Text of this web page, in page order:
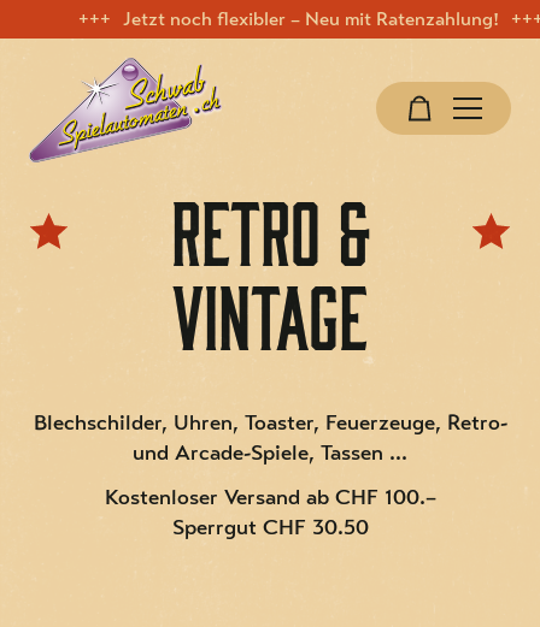
Jetzt noch flexibler – Neu mit Ratenzahlung!
.
.
.
Retro &
Vintage
Blechschilder, Uhren, Toaster, Feuerzeuge, Retro-
und Arcade-Spiele, Tassen ...
Kostenloser Versand ab CHF 100.–
Sperrgut CHF 30.50